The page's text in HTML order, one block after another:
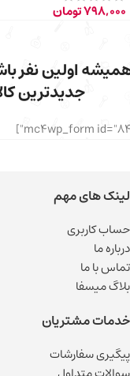
798,000تومان
اولین نفر
جدیدترین
لینک های مهم
حساب کاربری
درباره ما
تماس با ما
بلاگ میسفا
خدمات مشتریان
پیگیری سفارشات